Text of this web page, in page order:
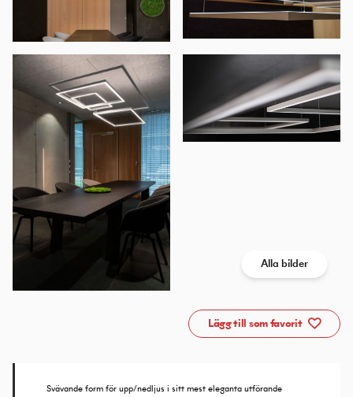
Alla bilder
Lägg till som favorit
Svävande form för upp/nedljus i sitt mest eleganta utförande